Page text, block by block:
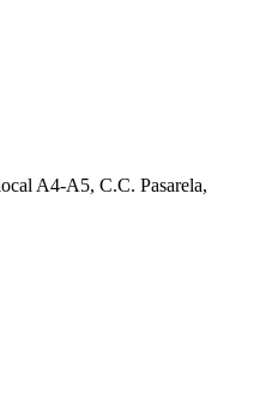
A4-A5, C.C. Pasarela,